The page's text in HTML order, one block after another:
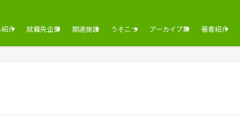
介 就職先企業 関連施設 うそこつ アーカイブ集 著書紹介